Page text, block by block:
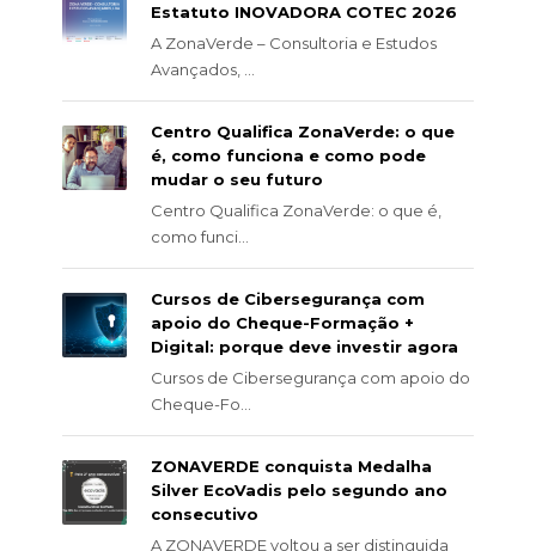
Estatuto INOVADORA COTEC 2026
A ZonaVerde – Consultoria e Estudos
Avançados, ...
Centro Qualifica ZonaVerde: o que
é, como funciona e como pode
mudar o seu futuro
Centro Qualifica ZonaVerde: o que é,
como funci...
Cursos de Cibersegurança com
apoio do Cheque-Formação +
Digital: porque deve investir agora
Cursos de Cibersegurança com apoio do
Cheque-Fo...
ZONAVERDE conquista Medalha
Silver EcoVadis pelo segundo ano
consecutivo
A ZONAVERDE voltou a ser distinguida